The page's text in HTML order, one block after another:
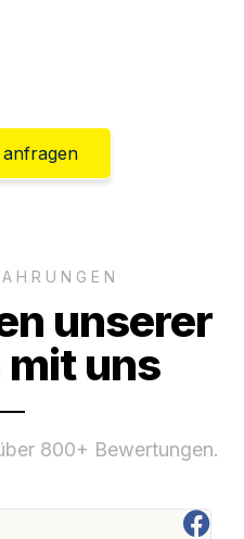
unserer
mit uns
800+ Bewertungen.